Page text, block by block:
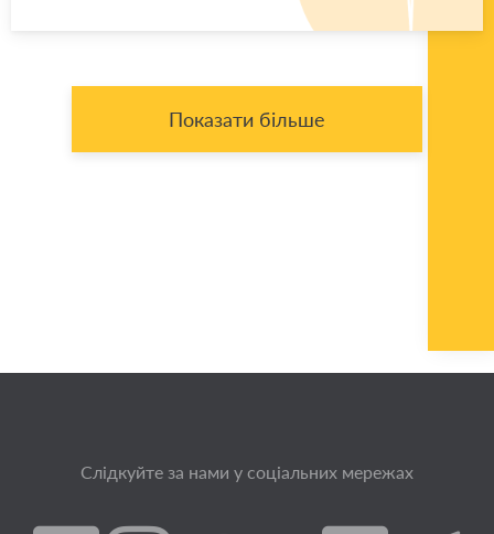
Показати більше
Слідкуйте за нами у соціальних мережах